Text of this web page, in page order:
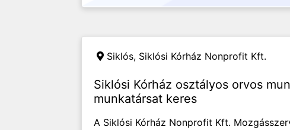
Siklós, Siklósi Kórház Nonprofit Kft.
Siklósi Kórház osztályos orvos
munkatársat keres
A Siklósi Kórház Nonprofit Kft.